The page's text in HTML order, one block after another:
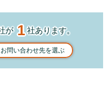
が1社あります。
問い合わせ先を選ぶ